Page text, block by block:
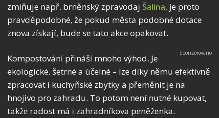
zmiňuje např. brněnský zpravodaj Šalina, je proto
pravděpodobné, že pokud města podobné dotace
znova získají, bude se tato akce opakovat.
Kompostování přináší mnoho výhod. Je
ekologické, šetrné a účelné – lze díky němu efektivně
zpracovat i kuchyňské zbytky a přeměnit je na
hnojivo pro zahradu. To potom není nutné kupovat,
takže radost má i zahradníkova peněženka.